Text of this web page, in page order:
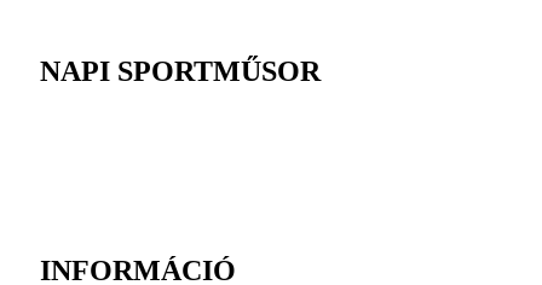
NAPI SPORTMŰSOR
INFORMÁCIÓ